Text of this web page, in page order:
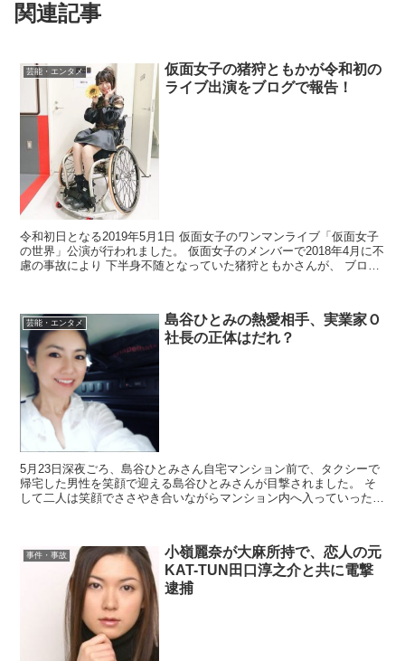
関連記事
芸能・エンタメ
仮面女子の猪狩ともかが令和初の
ライブ出演をブログで報告！
令和初日となる2019年5月1日 仮面女子のワンマンライブ「仮面女子
の世界」公演が行われました。 仮面女子のメンバーで2018年4月に不
慮の事故により 下半身不随となっていた猪狩ともかさんが、 ブログ
芸能・エンタメ
島谷ひとみの熱愛相手、実業家Ｏ
社長の正体はだれ？
5月23日深夜ごろ、島谷ひとみさん自宅マンション前で、タクシーで
帰宅した男性を笑顔で迎える島谷ひとみさんが目撃されました。 そ
して二人は笑顔でささやき合いながらマンション内へ入っていったと
事件・事故
小嶺麗奈が大麻所持で、恋人の元
KAT-TUN田口淳之介と共に電撃
逮捕